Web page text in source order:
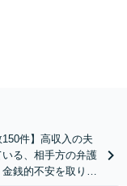
件】高収入の夫
る、相手方の弁護
銭的不安を取り除